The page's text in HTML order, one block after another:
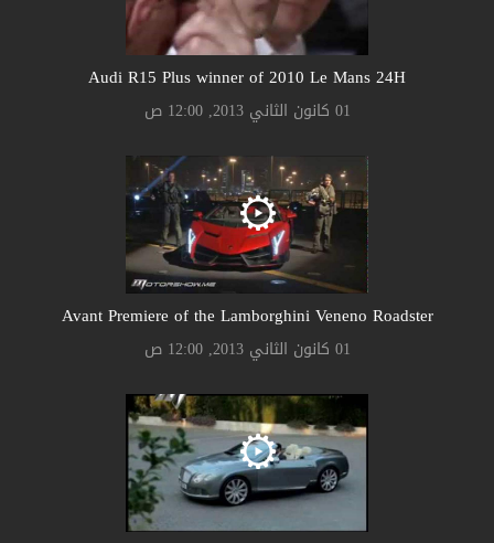
Audi R15 Plus winner of 2010 Le Mans 24H
01 كانون الثاني 2013, 12:00 ص
Avant Premiere of the Lamborghini Veneno Roadster
01 كانون الثاني 2013, 12:00 ص